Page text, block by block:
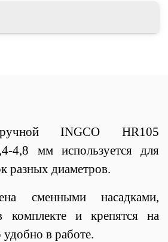
ручной INGCO HR105
4,8 мм используется для
разных диаметров.
сменными насадками,
комплекте и крепятся на
в работе.